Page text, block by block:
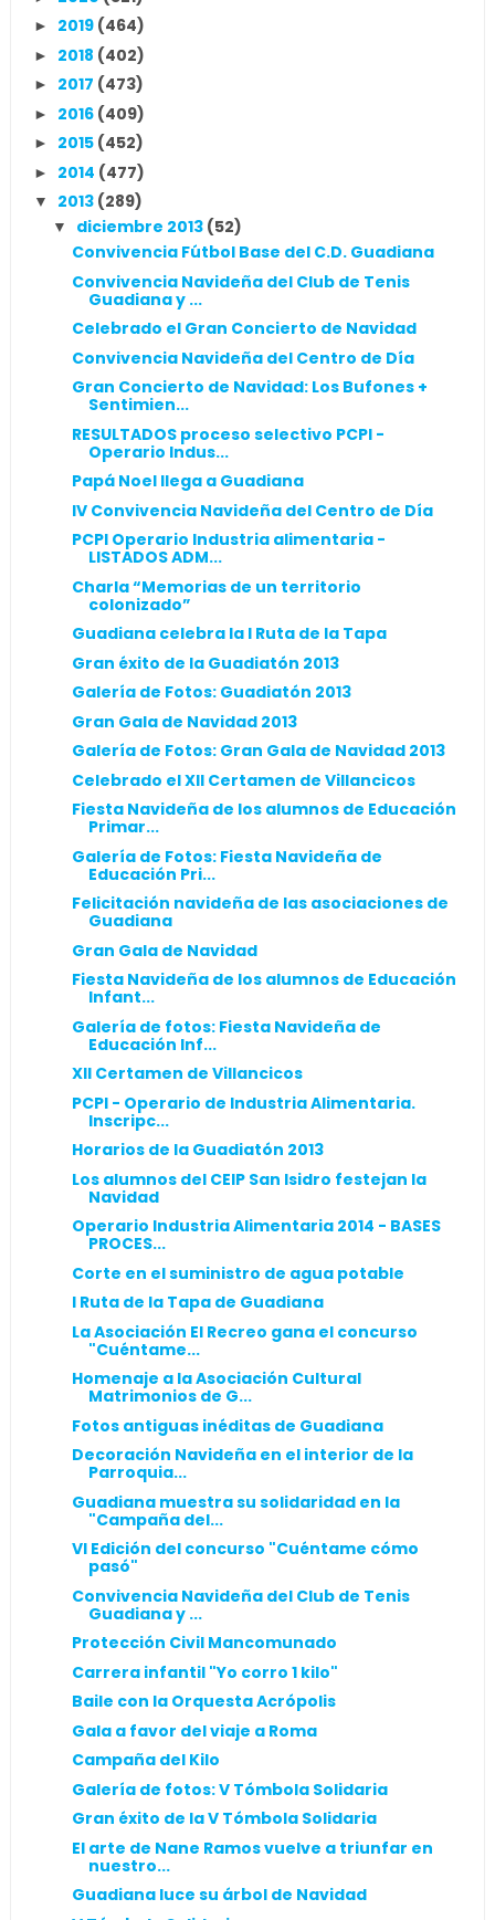
► 2019 (464)
► 2018 (402)
► 2017 (473)
► 2016 (409)
► 2015 (452)
► 2014 (477)
▼ 2013 (289)
▼ diciembre 2013 (52)
Convivencia Fútbol Base del C.D. Guadiana
Convivencia Navideña del Club de Tenis
Guadiana y ...
Celebrado el Gran Concierto de Navidad
Convivencia Navideña del Centro de Día
Gran Concierto de Navidad: Los Bufones +
Sentimien...
RESULTADOS proceso selectivo PCPI -
Operario Indus...
Papá Noel llega a Guadiana
IV Convivencia Navideña del Centro de Día
PCPI Operario Industria alimentaria -
LISTADOS ADM...
Charla “Memorias de un territorio
colonizado”
Guadiana celebra la I Ruta de la Tapa
Gran éxito de la Guadiatón 2013
Galería de Fotos: Guadiatón 2013
Gran Gala de Navidad 2013
Galería de Fotos: Gran Gala de Navidad 2013
Celebrado el XII Certamen de Villancicos
Fiesta Navideña de los alumnos de Educación
Primar...
Galería de Fotos: Fiesta Navideña de
Educación Pri...
Felicitación navideña de las asociaciones de
Guadiana
Gran Gala de Navidad
Fiesta Navideña de los alumnos de Educación
Infant...
Galería de fotos: Fiesta Navideña de
Educación Inf...
XII Certamen de Villancicos
PCPI - Operario de Industria Alimentaria.
Inscripc...
Horarios de la Guadiatón 2013
Los alumnos del CEIP San Isidro festejan la
Navidad
Operario Industria Alimentaria 2014 - BASES
PROCES...
Corte en el suministro de agua potable
I Ruta de la Tapa de Guadiana
La Asociación El Recreo gana el concurso
"Cuéntame...
Homenaje a la Asociación Cultural
Matrimonios de G...
Fotos antiguas inéditas de Guadiana
Decoración Navideña en el interior de la
Parroquia...
Guadiana muestra su solidaridad en la
"Campaña del...
VI Edición del concurso "Cuéntame cómo
pasó"
Convivencia Navideña del Club de Tenis
Guadiana y ...
Protección Civil Mancomunado
Carrera infantil "Yo corro 1 kilo"
Baile con la Orquesta Acrópolis
Gala a favor del viaje a Roma
Campaña del Kilo
Galería de fotos: V Tómbola Solidaria
Gran éxito de la V Tómbola Solidaria
El arte de Nane Ramos vuelve a triunfar en
nuestro...
Guadiana luce su árbol de Navidad